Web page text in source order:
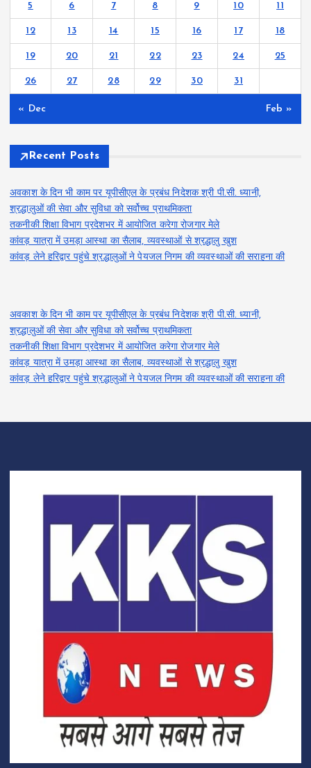
5 6 7 8 9 10 11
12 13 14 15 16 17 18
19 20 21 22 23 24 25
26 27 28 29 30 31
« Dec Feb »
Recent Posts
अवकाश के दिन भी काम पर यूपीसीएल के प्रबंध निदेशक श्री पी.सी. ध्यानी,
श्रद्धालुओं की सेवा और सुविधा को सर्वोच्च प्राथमिकता
तकनीकी शिक्षा विभाग प्रदेशभर में आयोजित करेगा रोजगार मेले
कांवड़ यात्रा में उमड़ा आस्था का सैलाब, व्यवस्थाओं से श्रद्धालु खुश
कांवड़ लेने हरिद्वार पहुंचे श्रद्धालुओं ने पेयजल निगम की व्यवस्थाओं की सराहना की
अवकाश के दिन भी काम पर यूपीसीएल के प्रबंध निदेशक श्री पी.सी. ध्यानी,
श्रद्धालुओं की सेवा और सुविधा को सर्वोच्च प्राथमिकता
तकनीकी शिक्षा विभाग प्रदेशभर में आयोजित करेगा रोजगार मेले
कांवड़ यात्रा में उमड़ा आस्था का सैलाब, व्यवस्थाओं से श्रद्धालु खुश
कांवड़ लेने हरिद्वार पहुंचे श्रद्धालुओं ने पेयजल निगम की व्यवस्थाओं की सराहना की